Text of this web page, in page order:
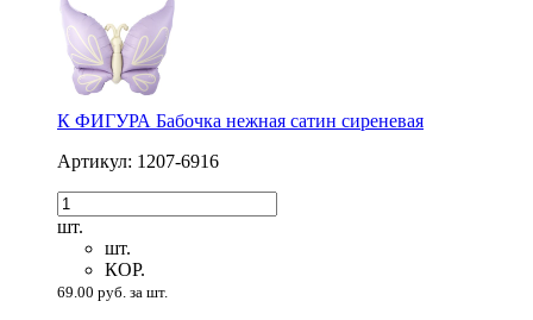
К ФИГУРА Бабочка нежная сатин сиреневая
Артикул: 1207-6916
шт.
шт.
КОР.
69.00 руб. за шт.